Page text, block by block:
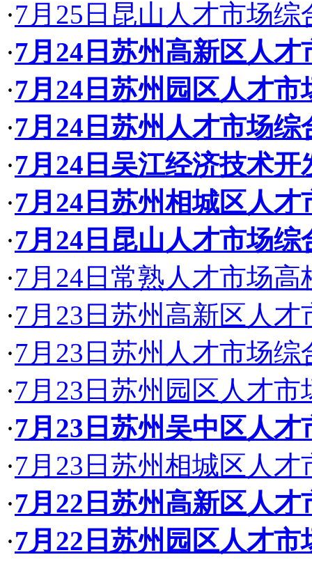
·7月25日昆山人才市场综
·7月24日苏州高新区人才
·7月24日苏州园区人才市
·7月24日苏州人才市场综
·7月24日吴江经济技术开
·7月24日苏州相城区人才
·7月24日昆山人才市场综
·7月24日常熟人才市场高
·7月23日苏州高新区人才
·7月23日苏州人才市场综
·7月23日苏州园区人才市
·7月23日苏州吴中区人才
·7月23日苏州相城区人才
·7月22日苏州高新区人才
·7月22日苏州园区人才市